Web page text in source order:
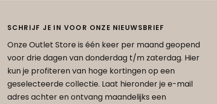
SCHRIJF JE IN VOOR ONZE NIEUWSBRIEF
Onze Outlet Store is één keer per maand geopend
voor drie dagen van donderdag t/m zaterdag. Hier
kun je profiteren van hoge kortingen op een
geselecteerde collectie. Laat hieronder je e-mail
adres achter en ontvang maandelijks een